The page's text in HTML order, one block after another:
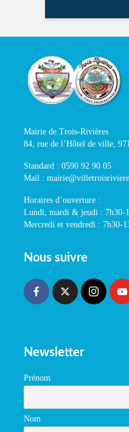
Mairie de Trois-Rivières
84, rue de l’Hôtel de ville,
Standard : 0590 92 90 05
Mail :
Horaires d’ouverture :
Lundi, mardi & jeudi : 7h30-
Mercredi et vendredi : 7h30-
Nous suivre
Newsletter
Prénom
Nom